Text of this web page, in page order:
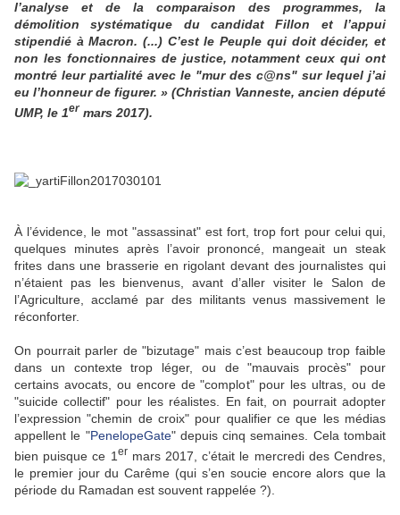
l’analyse et de la comparaison des programmes, la
démolition systématique du candidat Fillon et l’appui
stipendié à Macron. (...) C’est le Peuple qui doit décider, et
non les fonctionnaires de justice, notamment ceux qui ont
montré leur partialité avec le "mur des c@ns" sur lequel j’ai
eu l’honneur de figurer. » (Christian Vanneste, ancien député
UMP, le 1er mars 2017).
À l’évidence, le mot "assassinat" est fort, trop fort pour celui qui,
quelques minutes après l’avoir prononcé, mangeait un steak
frites dans une brasserie en rigolant devant des journalistes qui
n’étaient pas les bienvenus, avant d’aller visiter le Salon de
l’Agriculture, acclamé par des militants venus massivement le
réconforter.
On pourrait parler de "bizutage" mais c’est beaucoup trop faible
dans un contexte trop léger, ou de "mauvais procès" pour
certains avocats, ou encore de "complot" pour les ultras, ou de
"suicide collectif" pour les réalistes. En fait, on pourrait adopter
l’expression "chemin de croix" pour qualifier ce que les médias
appellent le "PenelopeGate" depuis cinq semaines. Cela tombait
bien puisque ce 1 er mars 2017, c’était le mercredi des Cendres,
le premier jour du Carême (qui s’en soucie encore alors que la
période du Ramadan est souvent rappelée ?).